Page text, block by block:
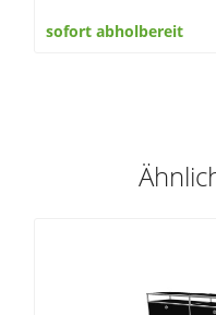
sofort abholbereit